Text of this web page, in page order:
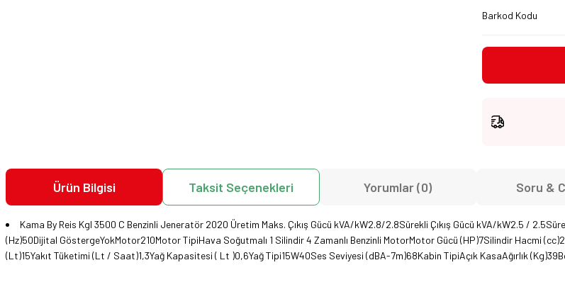
Barkod Kodu
Ürün Bilgisi Taksit Seçenekleri Yorumlar (0) Soru &
Kama By Reis Kgl 3500 C Benzinli Jeneratör 2020 Üretim Maks. Çıkış Gücü kVA/kW2.8/2.8Sürekli Çıkış Gücü kVA/kW2.5 /
(Hz)50Dijital GöstergeYokMotor210Motor TipiHava Soğutmalı 1 Silindir 4 Zamanlı Benzinli MotorMotor Gücü (HP)7Silindir Hacmi
(Lt)15Yakıt Tüketimi (Lt / Saat)1,3Yağ Kapasitesi ( Lt )0,6Yağ Tipi15W40Ses Seviyesi (dBA-7m)68Kabin TipiAçık KasaAğırlık